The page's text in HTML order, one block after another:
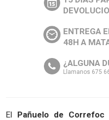
ENTREGA
48H A
¿ALGUNA
Llamanos 675
El Pañuelo de